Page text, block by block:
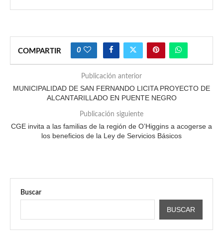
COMPARTIR 0
Publicación anterior
MUNICIPALIDAD DE SAN FERNANDO LICITA PROYECTO DE
ALCANTARILLADO EN PUENTE NEGRO
Publicación siguiente
CGE invita a las familias de la región de O’Higgins a acogerse a
los beneficios de la Ley de Servicios Básicos
Buscar
BUSCAR